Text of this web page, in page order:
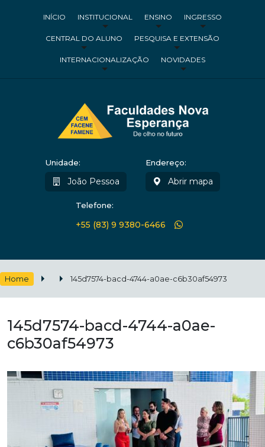
INÍCIO INSTITUCIONAL ENSINO INGRESSO
CENTRAL DO ALUNO PESQUISA E EXTENSÃO
INTERNACIONALIZAÇÃO NOVIDADES
Unidade:
João Pessoa
Endereço:
Abrir mapa
Telefone:
+55 (83) 9 9380-6466
Home 145d7574-bacd-4744-a0ae-c6b30af54973
145d7574-bacd-4744-a0ae-
c6b30af54973